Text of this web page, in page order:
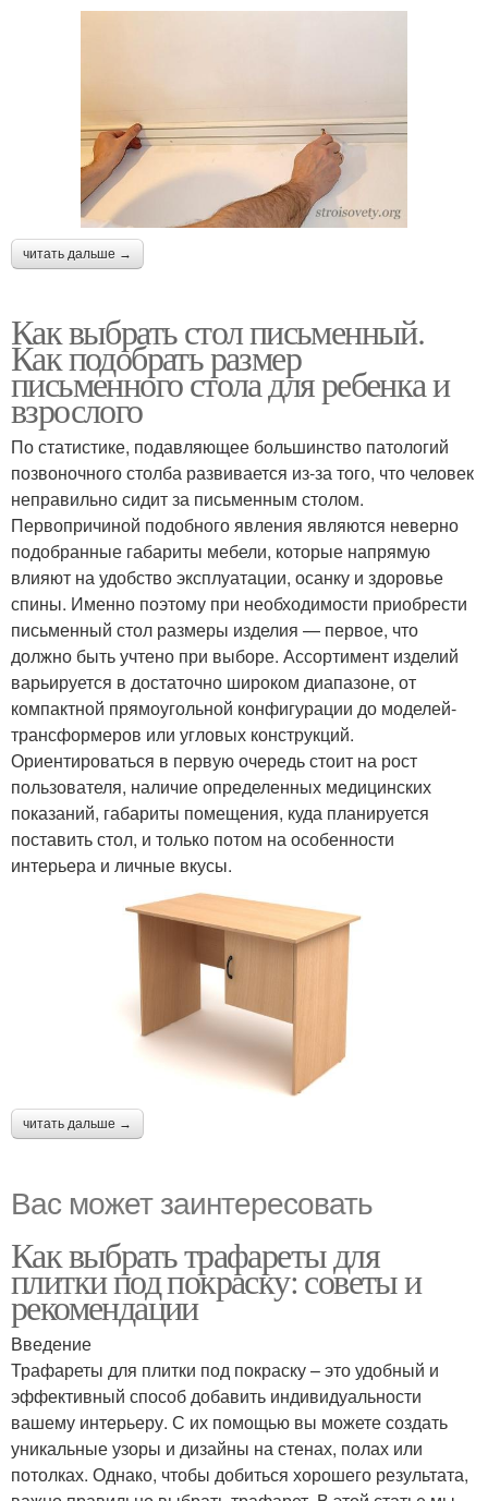
читать дальше →
Как выбрать стол письменный.
Как подобрать размер
письменного стола для ребенка и
взрослого
По статистике, подавляющее большинство патологий
позвоночного столба развивается из-за того, что человек
неправильно сидит за письменным столом.
Первопричиной подобного явления являются неверно
подобранные габариты мебели, которые напрямую
влияют на удобство эксплуатации, осанку и здоровье
спины. Именно поэтому при необходимости приобрести
письменный стол размеры изделия — первое, что
должно быть учтено при выборе. Ассортимент изделий
варьируется в достаточно широком диапазоне, от
компактной прямоугольной конфигурации до моделей-
трансформеров или угловых конструкций.
Ориентироваться в первую очередь стоит на рост
пользователя, наличие определенных медицинских
показаний, габариты помещения, куда планируется
поставить стол, и только потом на особенности
интерьера и личные вкусы.
читать дальше →
Вас может заинтересовать
Как выбрать трафареты для
плитки под покраску: советы и
рекомендации
Введение
Трафареты для плитки под покраску – это удобный и
эффективный способ добавить индивидуальности
вашему интерьеру. С их помощью вы можете создать
уникальные узоры и дизайны на стенах, полах или
потолках. Однако, чтобы добиться хорошего результата,